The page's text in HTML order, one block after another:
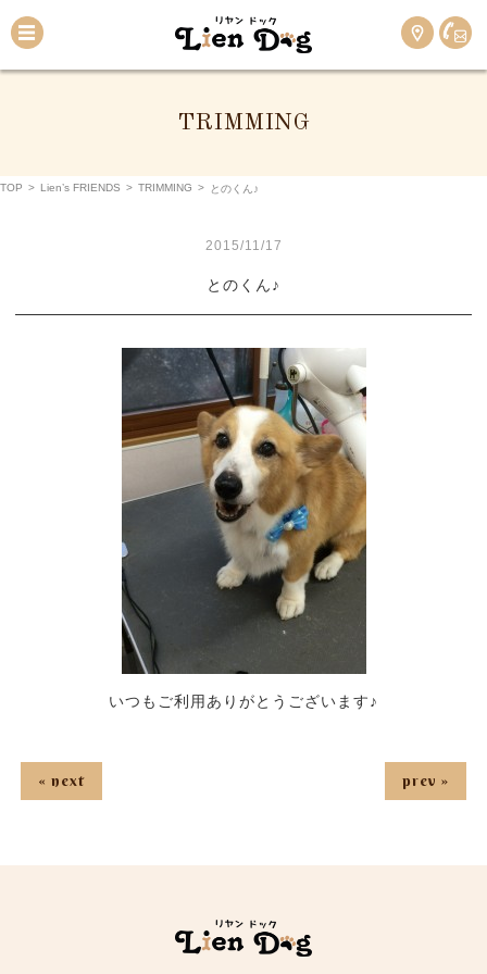
TRIMMING
TOP > Lien’s FRIENDS > TRIMMING > とのくん♪
2015/11/17
とのくん♪
いつもご利用ありがとうございます♪
« next prev »